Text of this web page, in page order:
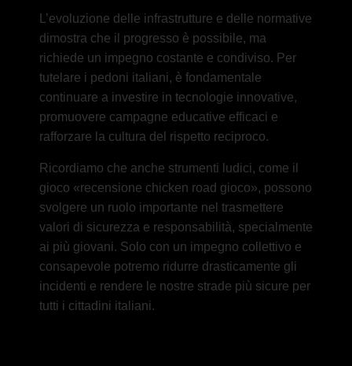
L’evoluzione delle infrastrutture e delle normative
dimostra che il progresso è possibile, ma
richiede un impegno costante e condiviso. Per
tutelare i pedoni italiani, è fondamentale
continuare a investire in tecnologie innovative,
promuovere campagne educative efficaci e
rafforzare la cultura del rispetto reciproco.
Ricordiamo che anche strumenti ludici, come il
gioco «recensione chicken road gioco», possono
svolgere un ruolo importante nel trasmettere
valori di sicurezza e responsabilità, specialmente
ai più giovani. Solo con un impegno collettivo e
consapevole potremo ridurre drasticamente gli
incidenti e rendere le nostre strade più sicure per
tutti i cittadini italiani.